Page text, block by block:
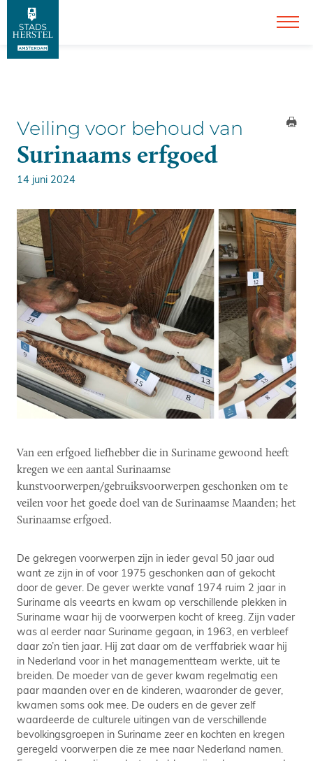
Veiling voor behoud van
Surinaams erfgoed
14 juni 2024
Van een erfgoed liefhebber die in Suriname gewoond heeft
kregen we een aantal Surinaamse
kunstvoorwerpen/gebruiksvoorwerpen geschonken om te
veilen voor het goede doel van de Surinaamse Maanden; het
Surinaamse erfgoed.
De gekregen voorwerpen zijn in ieder geval 50 jaar oud
want ze zijn in of voor 1975 geschonken aan of gekocht
door de gever. De gever werkte vanaf 1974 ruim 2 jaar in
Suriname als veearts en kwam op verschillende plekken in
Suriname waar hij de voorwerpen kocht of kreeg. Zijn vader
was al eerder naar Suriname gegaan, in 1963, en verbleef
daar zo’n tien jaar. Hij zat daar om de verffabriek waar hij
in Nederland voor in het managementteam werkte, uit te
breiden. De moeder van de gever kwam regelmatig een
paar maanden over en de kinderen, waaronder de gever,
kwamen soms ook mee. De ouders en de gever zelf
waardeerde de culturele uitingen van de verschillende
bevolkingsgroepen in Suriname zeer en kochten en kregen
geregeld voorwerpen die ze mee naar Nederland namen.